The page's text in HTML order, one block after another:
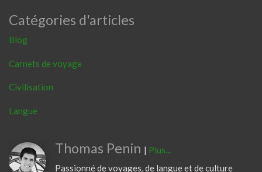
Catégories d'articles
Blog
Carnets de voyage
Civilisation
Langue
Thomas Penin | Plus...
Passionné de voyages, de langue et de culture